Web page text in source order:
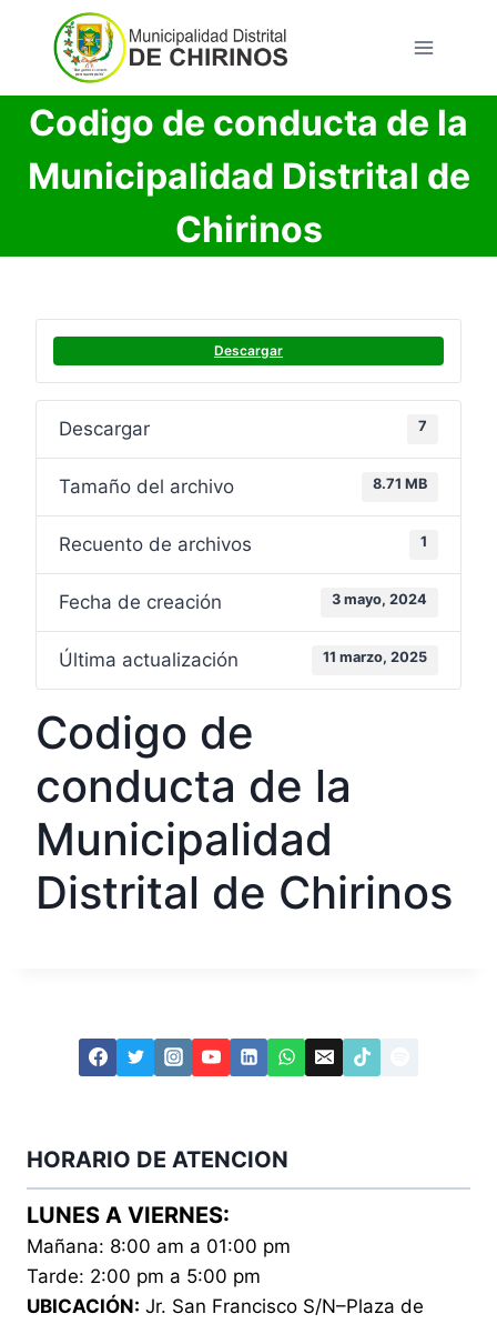
contenido
Codigo de conducta de la
Municipalidad Distrital de
Chirinos
Descargar
Descargar 7
Tamaño del archivo 8.71 MB
Recuento de archivos 1
Fecha de creación 3 mayo, 2024
Última actualización 11 marzo, 2025
Codigo de
conducta de la
Municipalidad
Distrital de Chirinos
HORARIO DE ATENCION
LUNES A VIERNES:
Mañana: 8:00 am a 01:00 pm
Tarde: 2:00 pm a 5:00 pm
UBICACIÓN: Jr. San Francisco S/N–Plaza de